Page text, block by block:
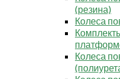
(резина)
Колеса
Колеса